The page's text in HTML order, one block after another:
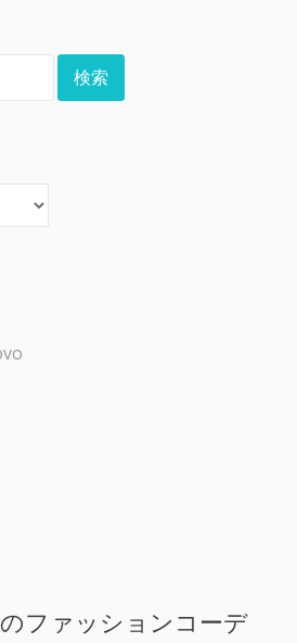
ファッションコーデ